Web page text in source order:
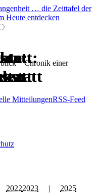
… die Zeittafel der
Heute entdecken
* Chronik einer
MitteilungenRSS-Feed
20222023 | 2025